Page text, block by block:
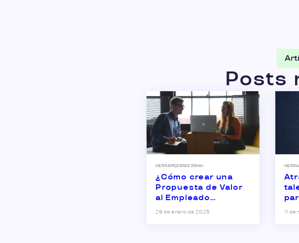
Posts
HERRAMIENTAS RRHH
¿Cómo crear una
Propuesta de Valor
al Empleado
atractiva?
29 de enero de 2025 11 de